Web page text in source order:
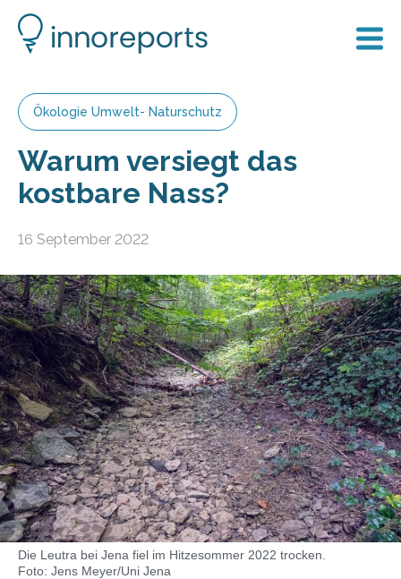
Ökologie Umwelt- Naturschutz
Warum versiegt das
kostbare Nass?
16 September 2022
Die Leutra bei Jena fiel im Hitzesommer 2022 trocken.
Foto: Jens Meyer/Uni Jena